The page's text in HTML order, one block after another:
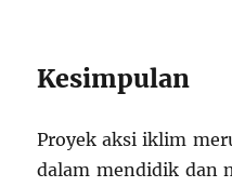
Kesimpulan
Proyek aksi iklim
dalam mendidik dan